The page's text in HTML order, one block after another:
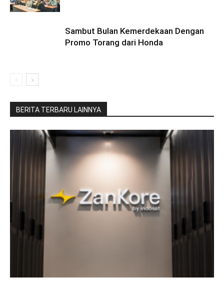
Sambut Bulan Kemerdekaan Dengan
Promo Torang dari Honda
BERITA TERBARU LAINNYA